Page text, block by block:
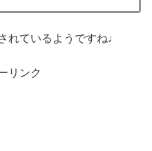
れているようですね♩
リンク